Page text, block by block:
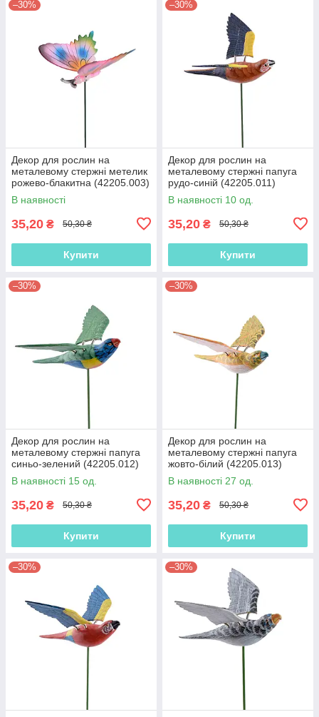
–30%
Декор для рослин на
металевому стержні метелик
рожево-блакитна (42205.003)
В наявності
35,20 ₴ 50,30 ₴
Купити
–30%
Декор для рослин на
металевому стержні папуга
рудо-синій (42205.011)
В наявності 10 од.
35,20 ₴ 50,30 ₴
Купити
–30%
Декор для рослин на
металевому стержні папуга
синьо-зелений (42205.012)
В наявності 15 од.
35,20 ₴ 50,30 ₴
Купити
–30%
Декор для рослин на
металевому стержні папуга
жовто-білий (42205.013)
В наявності 27 од.
35,20 ₴ 50,30 ₴
Купити
–30% –30%